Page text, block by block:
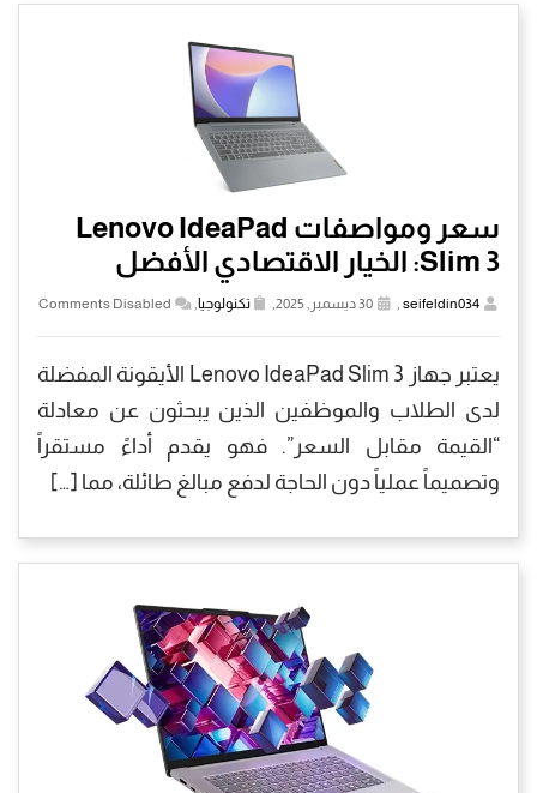
سعر ومواصفات Lenovo IdeaPad
Slim 3: الخيار الاقتصادي الأفضل
seifeldin034
, تكنولوجيا,
Comments Disabled
يعتبر جهاز Lenovo IdeaPad Slim 3 الأيقونة المفضلة
لدى الطلاب والموظفين الذين يبحثون عن معادلة
“القيمة مقابل السعر”. فهو يقدم أداءً مستقراً
وتصميماً عملياً دون الحاجة لدفع مبالغ طائلة، مما […]